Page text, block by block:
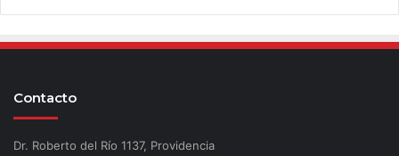
Contacto
Dr. Roberto del Río 1137, Providencia